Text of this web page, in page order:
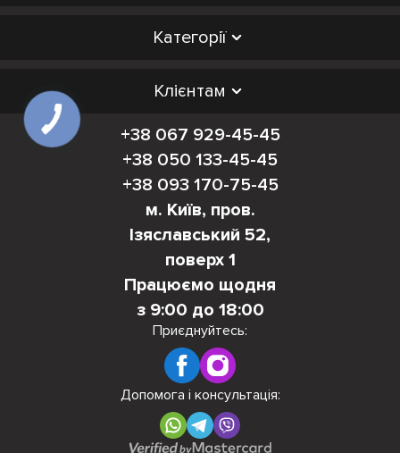
Категорії
Клієнтам
+38 067 929-45-45
+38 050 133-45-45
+38 093 170-75-45
м. Київ, пров.
Ізяславський 52,
поверх 1
Працюємо щодня
з 9:00 до 18:00
Приєднуйтесь:
Допомога і консультація: